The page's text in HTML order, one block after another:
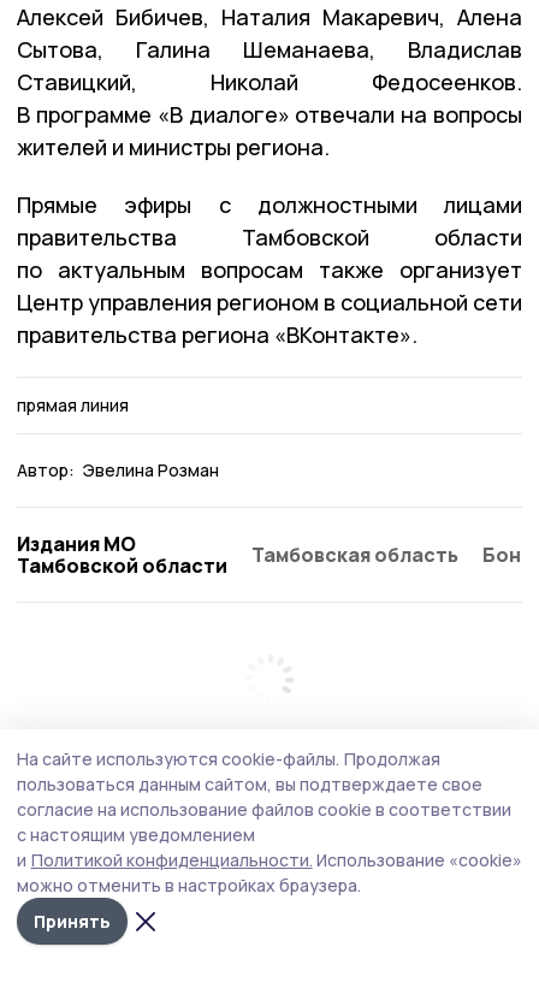
Алексей Бибичев, Наталия Макаревич, Алена
Сытова, Галина Шеманаева, Владислав
Ставицкий, Николай Федосеенков.
В программе «В диалоге» отвечали на вопросы
жителей и министры региона.
Прямые эфиры с должностными лицами
правительства Тамбовской области
по актуальным вопросам также организует
Центр управления регионом в социальной сети
правительства региона «ВКонтакте».
прямая линия
Автор: Эвелина Розман
Издания МО
Тамбовской области
Тамбовская область
На сайте используются cookie-файлы. Продолжая
пользоваться данным сайтом, вы подтверждаете свое
согласие на использование файлов cookie в соответствии
с настоящим уведомлением
и Политикой конфиденциальности. Использование «cookie»
можно отменить в настройках браузера.
Принять